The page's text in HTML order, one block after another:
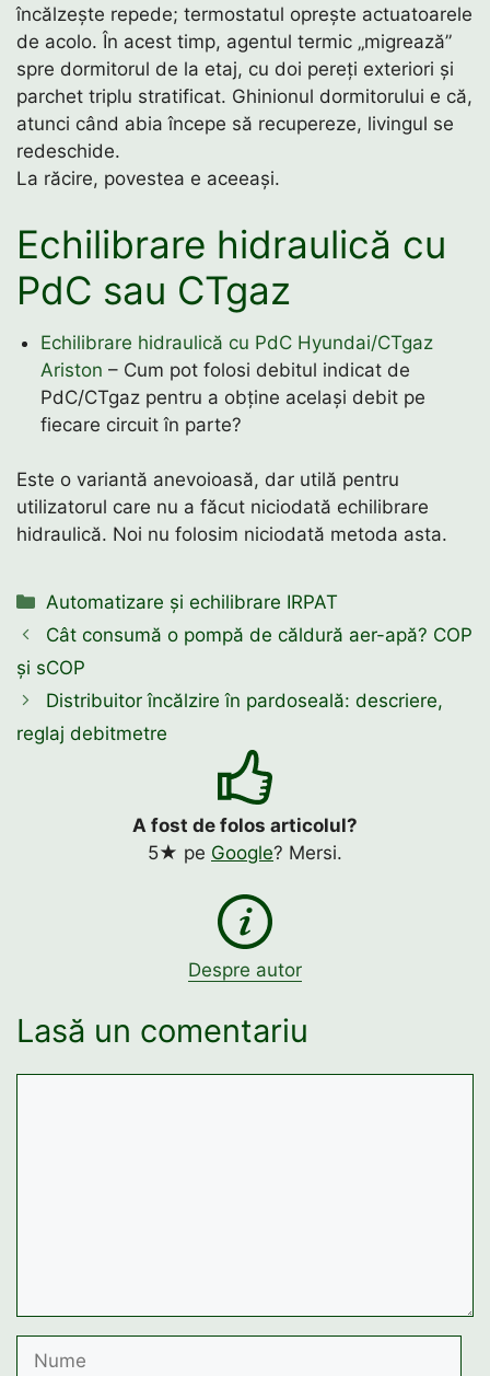
încălzește repede; termostatul oprește actuatoarele
de acolo. În acest timp, agentul termic „migrează”
spre dormitorul de la etaj, cu doi pereți exteriori și
parchet triplu stratificat. Ghinionul dormitorului e că,
atunci când abia începe să recupereze, livingul se
redeschide.
La răcire, povestea e aceeași.
Echilibrare hidraulică cu
PdC sau CTgaz
Echilibrare hidraulică cu PdC Hyundai/CTgaz
Ariston – Cum pot folosi debitul indicat de
PdC/CTgaz pentru a obține același debit pe
fiecare circuit în parte?
Este o variantă anevoioasă, dar utilă pentru
utilizatorul care nu a făcut niciodată echilibrare
hidraulică. Noi nu folosim niciodată metoda asta.
Categorii
Automatizare și echilibrare IRPAT
Cât consumă o pompă de căldură aer-apă? COP
și sCOP
Distribuitor încălzire în pardoseală: descriere,
reglaj debitmetre
A fost de folos articolul?
5★ pe Google? Mersi.
Despre autor
Lasă un comentariu